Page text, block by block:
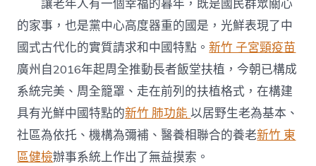
森
和
診
所
家
醫
科
效
優
化
讓老年人有一個幸福的暮年，既是國民群眾關心
的家事，也是黨中心高度器重的國是，光鮮表現了中
國式古代化的實質請求和中國特點。新竹 子宮頸疫苗
廣州自2016年起周全推動長者飯堂扶植，今朝已構成
系統完美、周全籠罩、走在前列的扶植格式，在構建
具有光鮮中國特點的新竹 肺功能以居野生老為基本、
社區為依托、機構為彌補、醫養相聯合的養老新竹 東
區健檢辦事系統上作出了無益摸索。